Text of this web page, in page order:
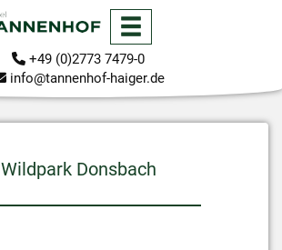
+49 (0)2773 7479-0
info@tannenhof-haiger.de
Wildpark Donsbach